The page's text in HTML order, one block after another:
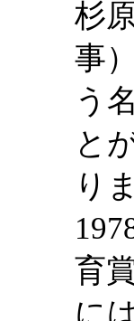
杉
事
う
と
り
育
に